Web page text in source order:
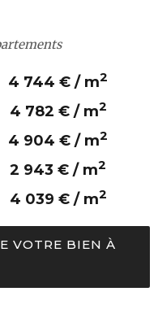
4 744 € / m2
4 782 € / m2
4 904 € / m2
2 943 € / m2
4 039 € / m2
VOTRE BIEN À